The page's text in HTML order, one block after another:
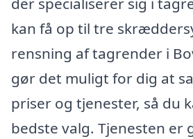
kan få op til tre
rensning af tagrender i
gør det muligt for dig at
priser og tjenester, så du
bedste valg. Tjenesten er